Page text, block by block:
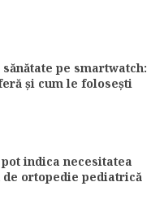
pe smartwatch:
și cum le folosești
indica necesitatea
ortopedie pediatrică